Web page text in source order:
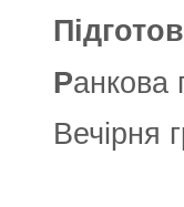
Ранкова
Вечірня